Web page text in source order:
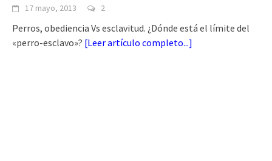
17 mayo, 2013 2
Perros, obediencia Vs esclavitud. ¿Dónde está el límite del
«perro-esclavo»? [Leer artículo completo...]